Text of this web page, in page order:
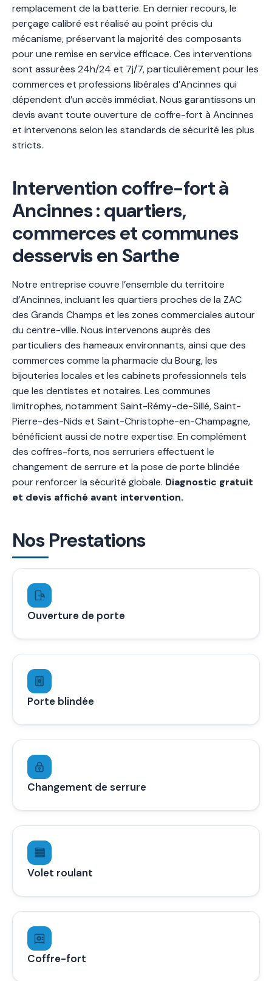
remplacement de la batterie. En dernier recours, le
perçage calibré est réalisé au point précis du
mécanisme, préservant la majorité des composants
pour une remise en service efficace. Ces interventions
sont assurées 24h/24 et 7j/7, particulièrement pour les
commerces et professions libérales d’Ancinnes qui
dépendent d’un accès immédiat. Nous garantissons un
devis avant toute ouverture de coffre-fort à Ancinnes
et intervenons selon les standards de sécurité les plus
stricts.
Intervention coffre-fort à
Ancinnes : quartiers,
commerces et communes
desservis en Sarthe
Notre entreprise couvre l’ensemble du territoire
d’Ancinnes, incluant les quartiers proches de la ZAC
des Grands Champs et les zones commerciales autour
du centre-ville. Nous intervenons auprès des
particuliers des hameaux environnants, ainsi que des
commerces comme la pharmacie du Bourg, les
bijouteries locales et les cabinets professionnels tels
que les dentistes et notaires. Les communes
limitrophes, notamment Saint-Rémy-de-Sillé, Saint-
Pierre-des-Nids et Saint-Christophe-en-Champagne,
bénéficient aussi de notre expertise. En complément
des coffres-forts, nos serruriers effectuent le
changement de serrure et la pose de porte blindée
pour renforcer la sécurité globale. Diagnostic gratuit
et devis affiché avant intervention.
Nos Prestations
Ouverture de porte
Porte blindée
Changement de serrure
Volet roulant
Coffre-fort